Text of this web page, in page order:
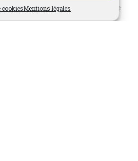
cookiesMentions légales
vos pots en indiquant la nature
de mise en pot. Utilisez de